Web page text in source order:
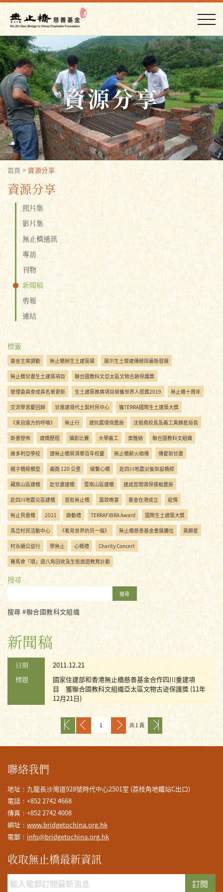
資源分享
首頁 >資源分享
資源分享
照片集
影片集
無止橋通訊
專訪
刊物
新聞稿
剪報
連結
標籤
基金主席調動 無止橋辦生土建築展 展示生土營建傳統與最新發展
無止橋甘肅生土建築項目 聯合國教科文亞太區文物古跡保護獎
管理委員會成員名單更新 生土建築推廣項目榮獲世界人居獎2019 無止橋十周年
交流學習慶回歸 甘肅建現代土製村民中心 獲TERRA國際生土建築大獎
《來自遠方的呼喚》 無止行 建抗震環保農房 沈祖堯校長及義工黃錦星局長
新書發佈 建橋歷程 攝影比賽 大學義工 奧雅納 聯合國教科文組織
維多利亞學校 建無止橋賀清華百年校慶 無止橋薪火相傳 傳愛到甘肅
親子橋樑模型 義跑 120 公里 緣繫心橋 赴四川地震災後架設橋樑
藏族山區建橋 赴甘肅建橋 雲南山區建橋 建成首間環保樣板農房
赴四川地震災區建橋 首批無止橋 籌款晚宴 基金在港成立 疫情
無止貝雷橋 2021 啟動禮 TERRAFIBRA Award 國際生土建築大獎
馬岔村民活動中心 《看見世界的另一端》 無止橋慈善基金書展攤位 黃錦星
村永續公益行 學無止 心橋禮 Charity Concert
賽馬會「環」遊八角回收及生態旅遊教育計劃
搜尋
搜尋
搜尋 #聯合國教科文組織
新聞稿
日期
2011.12.21
標題
國家住建部和香港無止橋慈善基金合作四川重建項
目 獲聯合國教科文組織亞太區文物古迹保護獎 (11年
12月21日)
共 1 頁
聯絡我們
地址：九龍長沙灣道928號時代中心2501室 (荔枝角地鐵站C出口)
電話：+852 2742 4668
傳真：+852 2742 4008
網址： www.bridgetochina.org.hk
電郵： info@bridgetochina.org.hk
收取無止橋最新資訊
訂閱